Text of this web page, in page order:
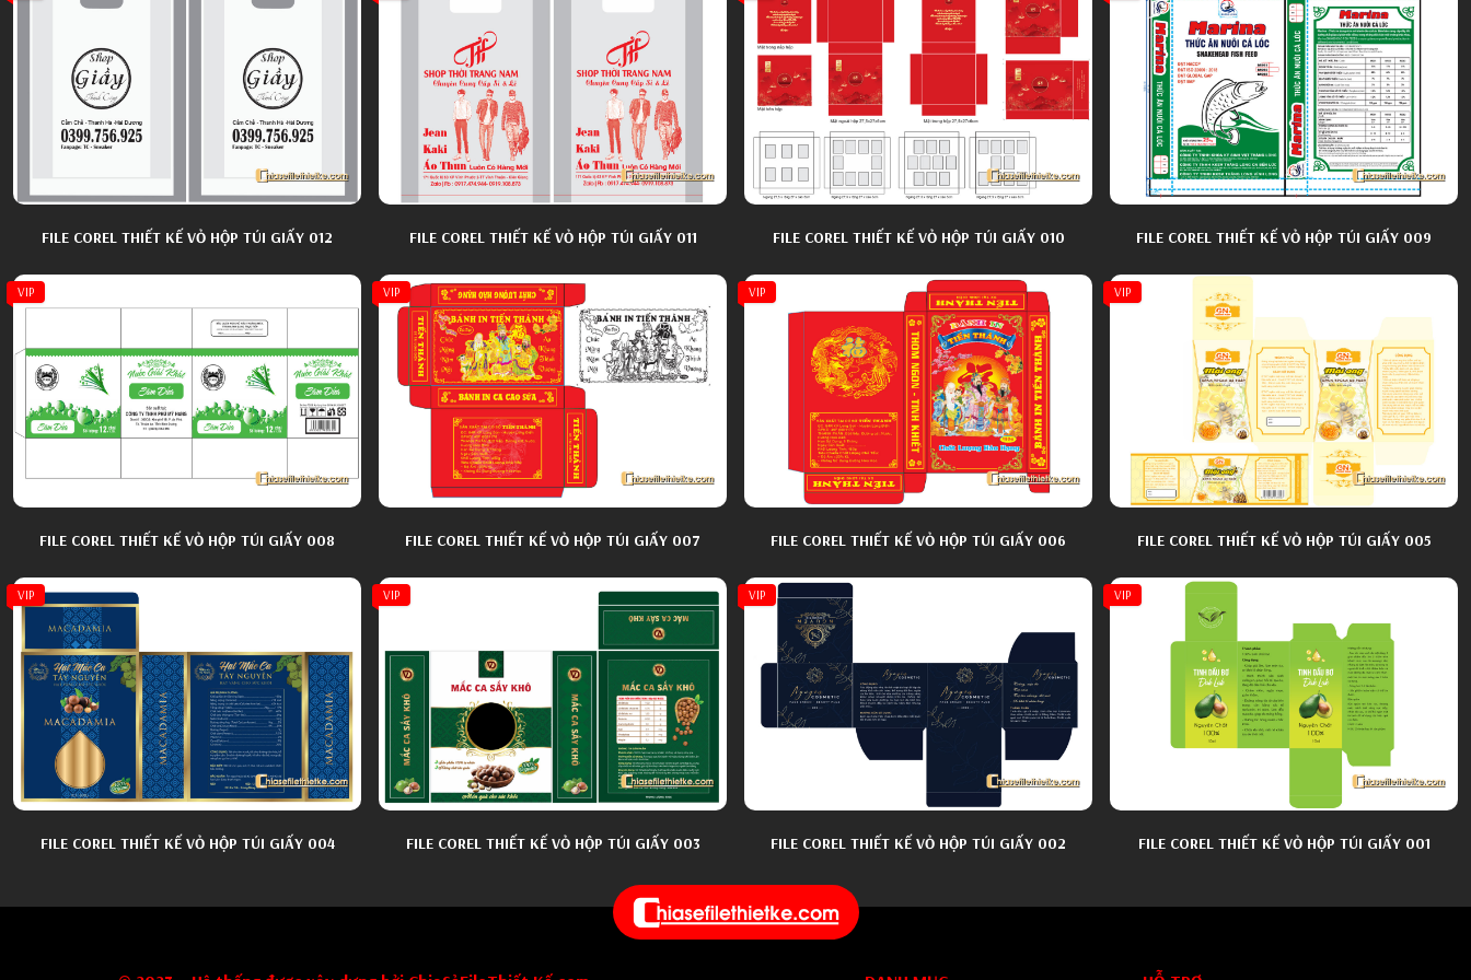
FILE COREL THIẾT KẾ VỎ HỘP TÚI GIẤY 012 FILE COREL THIẾT KẾ VỎ HỘP TÚI GIẤY 011 FILE COREL THIẾT KẾ VỎ HỘP TÚI GIẤY 010 FILE COREL THIẾT KẾ VỎ HỘP TÚI GIẤY 009
VIP
FILE COREL THIẾT KẾ VỎ HỘP TÚI GIẤY 008
VIP
FILE COREL THIẾT KẾ VỎ HỘP TÚI GIẤY 007
VIP
FILE COREL THIẾT KẾ VỎ HỘP TÚI GIẤY 006
VIP
FILE COREL THIẾT KẾ VỎ HỘP TÚI GIẤY 005
VIP
FILE COREL THIẾT KẾ VỎ HỘP TÚI GIẤY 004
VIP
FILE COREL THIẾT KẾ VỎ HỘP TÚI GIẤY 003
VIP
FILE COREL THIẾT KẾ VỎ HỘP TÚI GIẤY 002
VIP
FILE COREL THIẾT KẾ VỎ HỘP TÚI GIẤY 001